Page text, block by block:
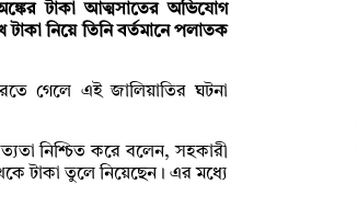
টাকা আত্মসাতের অভিযোগ
নিয়ে তিনি বর্তমানে পলাতক
গেলে এই জালিয়াতির ঘটনা
নিশ্চিত করে বলেন, সহকারী
টাকা তুলে নিয়েছেন। এর মধ্যে